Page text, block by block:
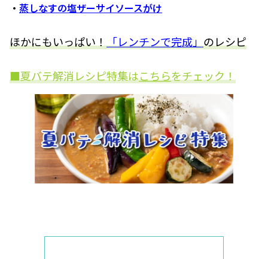
・ 蒸しなすの塩ザーサイソースがけ
ほかにもいっぱい！ 「レンチンで完成」 のレシピ
■夏バテ解消レシピ特集はこちらをチェック！